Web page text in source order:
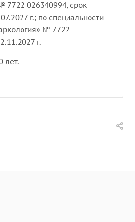
7722 026340994, срок
г.; по специальности
№ 7722
г.
лет.